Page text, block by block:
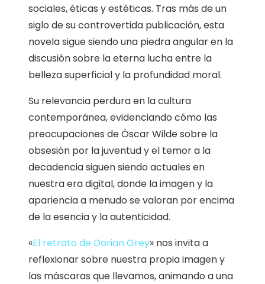
sociales, éticas y estéticas. Tras más de un
siglo de su controvertida publicación, esta
novela sigue siendo una piedra angular en la
discusión sobre la eterna lucha entre la
belleza superficial y la profundidad moral.
Su relevancia perdura en la cultura
contemporánea, evidenciando cómo las
preocupaciones de Óscar Wilde sobre la
obsesión por la juventud y el temor a la
decadencia siguen siendo actuales en
nuestra era digital, donde la imagen y la
apariencia a menudo se valoran por encima
de la esencia y la autenticidad.
«El retrato de Dorian Grey» nos invita a
reflexionar sobre nuestra propia imagen y
las máscaras que llevamos, animando a una